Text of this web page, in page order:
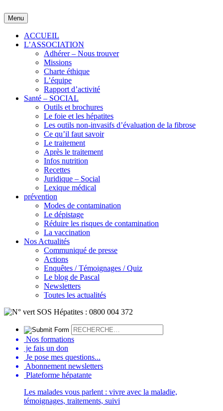
to
content
Menu
ACCUEIL
L’ASSOCIATION
Adhérer – Nous trouver
Missions
Charte éthique
L’équipe
Rapport d’activité
Santé – SOCIAL
Outils et brochures
Le foie et les hépatites
Les outils non-invasifs d’évaluation de la fibrose
Ce qu’il faut savoir
Le traitement
Après le traitement
Infos nutrition
Recettes
Juridique – Social
Lexique médical
prévention
Modes de contamination
Le dépistage
Réduire les risques de contamination
La vaccination
Nos Actualités
Communiqué de presse
Actions
Enquêtes / Témoignages / Quiz
Le blog de Pascal
Newsletters
Toutes les actualités
Nos formations
je fais un don
Je pose mes questions...
Abonnement newsletters
Plateforme hépatante
Les malades vous parlent : vivre avec la maladie,
témoignages, traitements, suivi